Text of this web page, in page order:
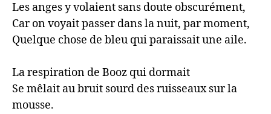
Les anges y volaient sans doute obscurément,
Car on voyait passer dans la nuit, par moment,
Quelque chose de bleu qui paraissait une aile.
La respiration de Booz qui dormait
Se mêlait au bruit sourd des ruisseaux sur la
mousse.